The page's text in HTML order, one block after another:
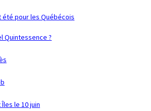
été pour les Québécois
Quintessence ?
le 10 juin